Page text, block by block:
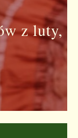
z luty,